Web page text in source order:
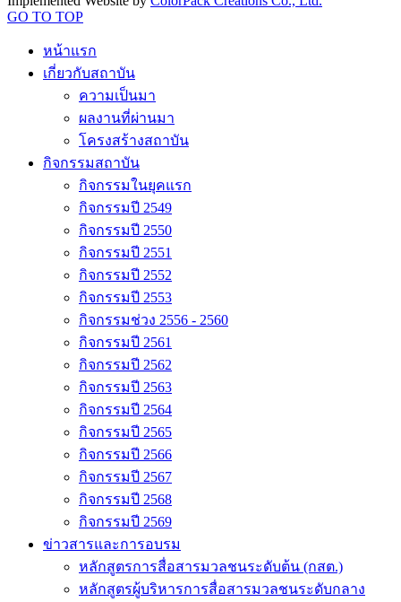
GO TO TOP
หน้าแรก
เกี่ยวกับสถาบัน
ความเป็นมา
ผลงานที่ผ่านมา
โครงสร้างสถาบัน
กิจกรรมสถาบัน
กิจกรรมในยุคแรก
กิจกรรมปี 2549
กิจกรรมปี 2550
กิจกรรมปี 2551
กิจกรรมปี 2552
กิจกรรมปี 2553
กิจกรรมช่วง 2556 - 2560
กิจกรรมปี 2561
กิจกรรมปี 2562
กิจกรรมปี 2563
กิจกรรมปี 2564
กิจกรรมปี 2565
กิจกรรมปี 2566
กิจกรรมปี 2567
กิจกรรมปี 2568
กิจกรรมปี 2569
ข่าวสารและการอบรม
หลักสูตรการสื่อสารมวลชนระดับต้น (กสต.)
หลักสูตรผู้บริหารการสื่อสารมวลชนระดับกลาง